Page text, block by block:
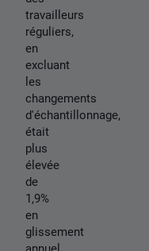
travailleurs
réguliers,
en
excluant
les
changements
d'échantillonnage,
était
plus
élevée
de
1,9%
en
glissement